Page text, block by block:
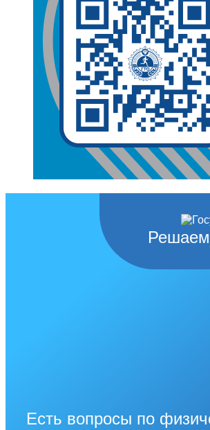
Есть вопросы по